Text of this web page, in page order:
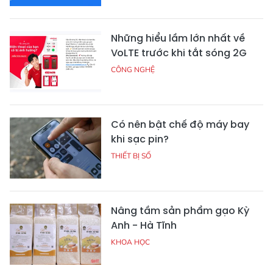
Những hiểu lầm lớn nhất về
VoLTE trước khi tắt sóng 2G
CÔNG NGHỆ
Có nên bật chế độ máy bay
khi sạc pin?
THIẾT BỊ SỐ
Nâng tầm sản phẩm gạo Kỳ
Anh - Hà Tĩnh
KHOA HỌC